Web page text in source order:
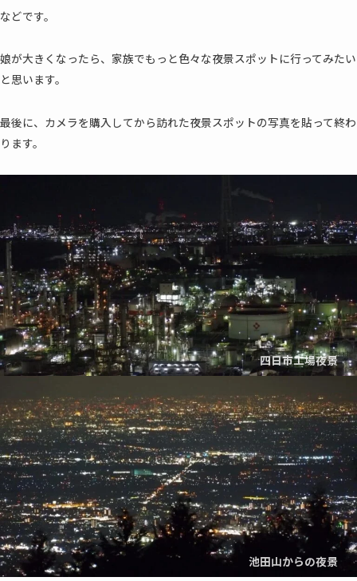
などです。
娘が大きくなったら、家族でもっと色々な夜景スポットに行ってみたい
と思います。
最後に、カメラを購入してから訪れた夜景スポットの写真を貼って終わ
ります。
四日市工場夜景
池田山からの夜景